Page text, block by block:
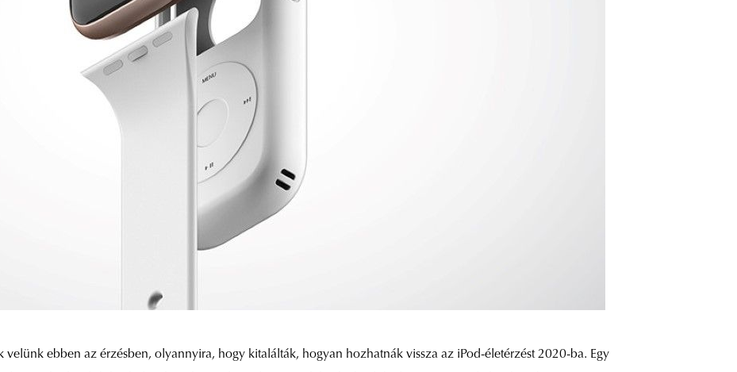
velünk ebben az érzésben, olyannyira, hogy kitalálták, hogyan hozhatnák vissza az iPod-életérzést 2020-ba. Egy